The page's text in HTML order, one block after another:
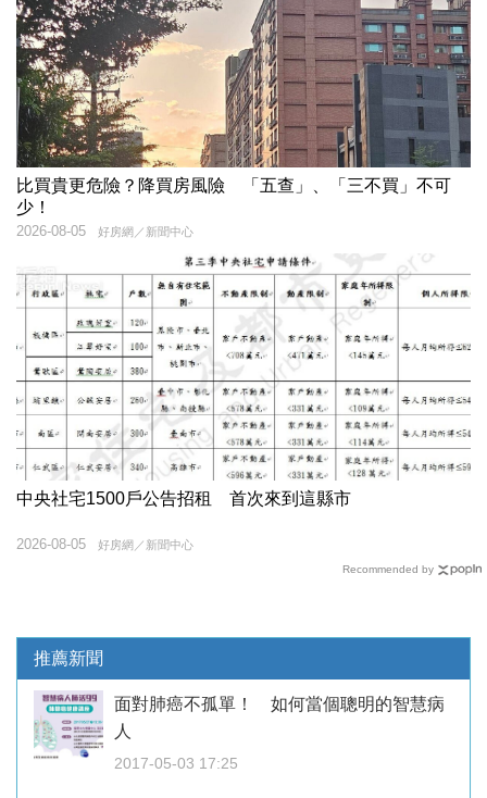
比買貴更危險？降買房風險 「五查」、「三不買」不可
少！
好房網／新聞中心
2026-08-05
中央社宅1500戶公告招租 首次來到這縣市
好房網／新聞中心
2026-08-05
Recommended by
推薦新聞
面對肺癌不孤單！ 如何當個聰明的智慧病
人
2017-05-03 17:25